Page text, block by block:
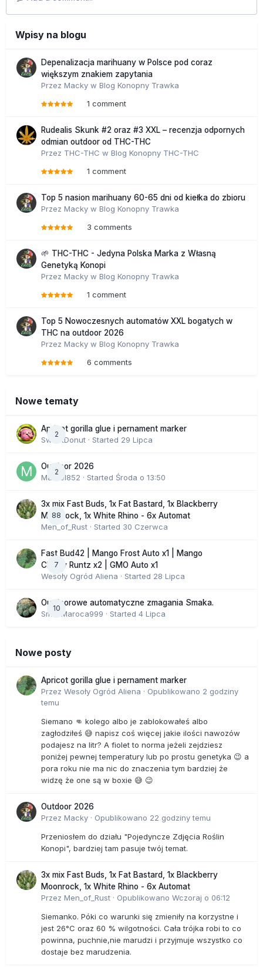
Wpisy na blogu
Depenalizacja marihuany w Polsce pod coraz
większym znakiem zapytania
Przez Macky w Blog Konopny Trawka
1 comment
Rudealis Skunk #2 oraz #3 XXL – recenzja odpornych
odmian outdoor od THC-THC
Przez THC-THC w Blog Konopny THC-THC
1 comment
Top 5 nasion marihuany 60-65 dni od kiełka do zbioru
Przez Macky w Blog Konopny Trawka
3 comments
🌱 THC-THC - Jedyna Polska Marka z Własną
Genetyką Konopi
Przez Macky w Blog Konopny Trawka
1 comment
Top 5 Nowoczesnych automatów XXL bogatych w
THC na outdoor 2026
Przez Macky w Blog Konopny Trawka
6 comments
Nowe tematy
2
Apricot gorilla glue i pernament marker
SweetDonut · Started 29 Lipca
2
Outdoor 2026
Marcel852 · Started Środa o 13:50
88
3x mix Fast Buds, 1x Fat Bastard, 1x Blackberry
Moonrock, 1x White Rhino - 6x Automat
Men_of_Rust · Started 30 Czerwca
7
Fast Bud42 | Mango Frost Auto x1 | Mango
Cherry Runtz x2 | GMO Auto x1
Wesoły Ogród Aliena · Started 28 Lipca
10
Outdoorowe automatyczne zmagania Smaka.
SmakMaroca999 · Started 4 Lipca
Nowe posty
Apricot gorilla glue i pernament marker
Przez Wesoły Ogród Aliena · Opublikowano 2 godziny
temu
Siemano 👊 kolego albo je zablokowałeś albo
zagłodziłeś 😅 napisz coś więcej jakie ilości nawozów
podajesz na litr? A fiolet to norma jeżeli zejdziesz
poniżej pewnej temperatury lub po prostu genetyka 😉 a
pora roku nie ma nic do znaczenia tym bardziej że
widzę że one są w boxie 😅 😉
Outdoor 2026
Przez Macky · Opublikowano 22 godziny temu
Przeniosłem do działu "Pojedyncze Zdjęcia Roślin
Konopi", bardziej tam pasuje twój temat.
3x mix Fast Buds, 1x Fat Bastard, 1x Blackberry
Moonrock, 1x White Rhino - 6x Automat
Przez Men_of_Rust · Opublikowano Wczoraj o 06:12
Siemanko. Póki co warunki się zmieniły na korzystne i
jest 26°C oraz 60 % wilgotności. Cała trójka robi to co
powinna, puchnie,nie marudzi i przyjmuje wszystko co
dostaje bez marudzenia.